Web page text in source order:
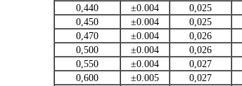
0,440
±0.004 0,025
0,450
±0.004 0,025
0,470
±0.004 0,026
0,500
±0.004 0,026
0,550
±0.004 0,027
0,600
±0.005 0,027